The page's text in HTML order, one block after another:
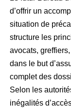
d’offrir un
situation de
structure les
avocats,
dans le but
complet des
Selon les
inégalités